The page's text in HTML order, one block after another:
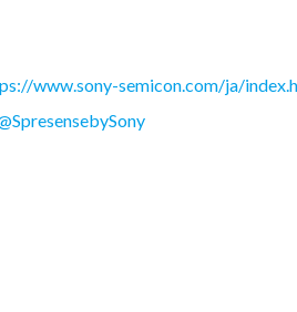
www.sony-semicon.com/ja/